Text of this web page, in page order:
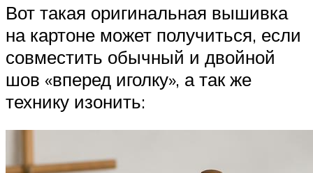
Вот такая оригинальная вышивка
на картоне может получиться, если
совместить обычный и двойной
шов «вперед иголку», а так же
технику изонить: